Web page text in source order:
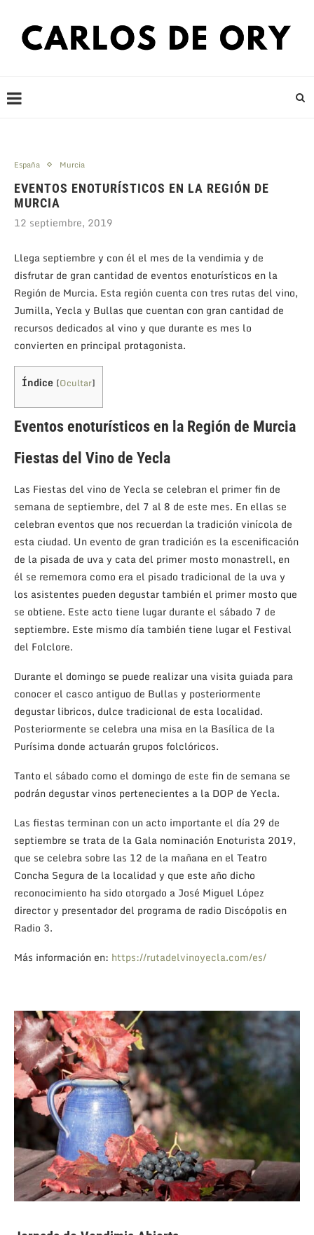
España Murcia
EVENTOS ENOTURÍSTICOS EN LA REGIÓN DE
MURCIA
12 septiembre, 2019
Llega septiembre y con él el mes de la vendimia y de
disfrutar de gran cantidad de eventos enoturísticos en la
Región de Murcia. Esta región cuenta con tres rutas del vino,
Jumilla, Yecla y Bullas que cuentan con gran cantidad de
recursos dedicados al vino y que durante es mes lo
convierten en principal protagonista.
Índice [Ocultar]
Eventos enoturísticos en la Región de Murcia
Fiestas del Vino de Yecla
Las Fiestas del vino de Yecla se celebran el primer fin de
semana de septiembre, del 7 al 8 de este mes. En ellas se
celebran eventos que nos recuerdan la tradición vinícola de
esta ciudad. Un evento de gran tradición es la escenificación
de la pisada de uva y cata del primer mosto monastrell, en
él se rememora como era el pisado tradicional de la uva y
los asistentes pueden degustar también el primer mosto que
se obtiene. Este acto tiene lugar durante el sábado 7 de
septiembre. Este mismo día también tiene lugar el Festival
del Folclore.
Durante el domingo se puede realizar una visita guiada para
conocer el casco antiguo de Bullas y posteriormente
degustar libricos, dulce tradicional de esta localidad.
Posteriormente se celebra una misa en la Basílica de la
Purísima donde actuarán grupos folclóricos.
Tanto el sábado como el domingo de este fin de semana se
podrán degustar vinos pertenecientes a la DOP de Yecla.
Las fiestas terminan con un acto importante el día 29 de
septiembre se trata de la Gala nominación Enoturista 2019,
que se celebra sobre las 12 de la mañana en el Teatro
Concha Segura de la localidad y que este año dicho
reconocimiento ha sido otorgado a José Miguel López
director y presentador del programa de radio Discópolis en
Radio 3.
Más información en: https://rutadelvinoyecla.com/es/